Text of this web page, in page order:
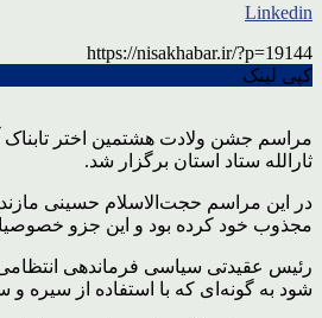
Linkedin
https://nisakhabar.ir/?p=19144
کپی لینک
مراسم جشن ولادت هشتمین اختر تابناک
ثارالله ستاد استان برگزار شد.
در این مراسم حجت‌الاسلام حسینی
مجذوب خود کرده بود و این جزو
رئیس عقیدتی سیاسی فرماندهی
شود به گونه‌ای که با استفاده از